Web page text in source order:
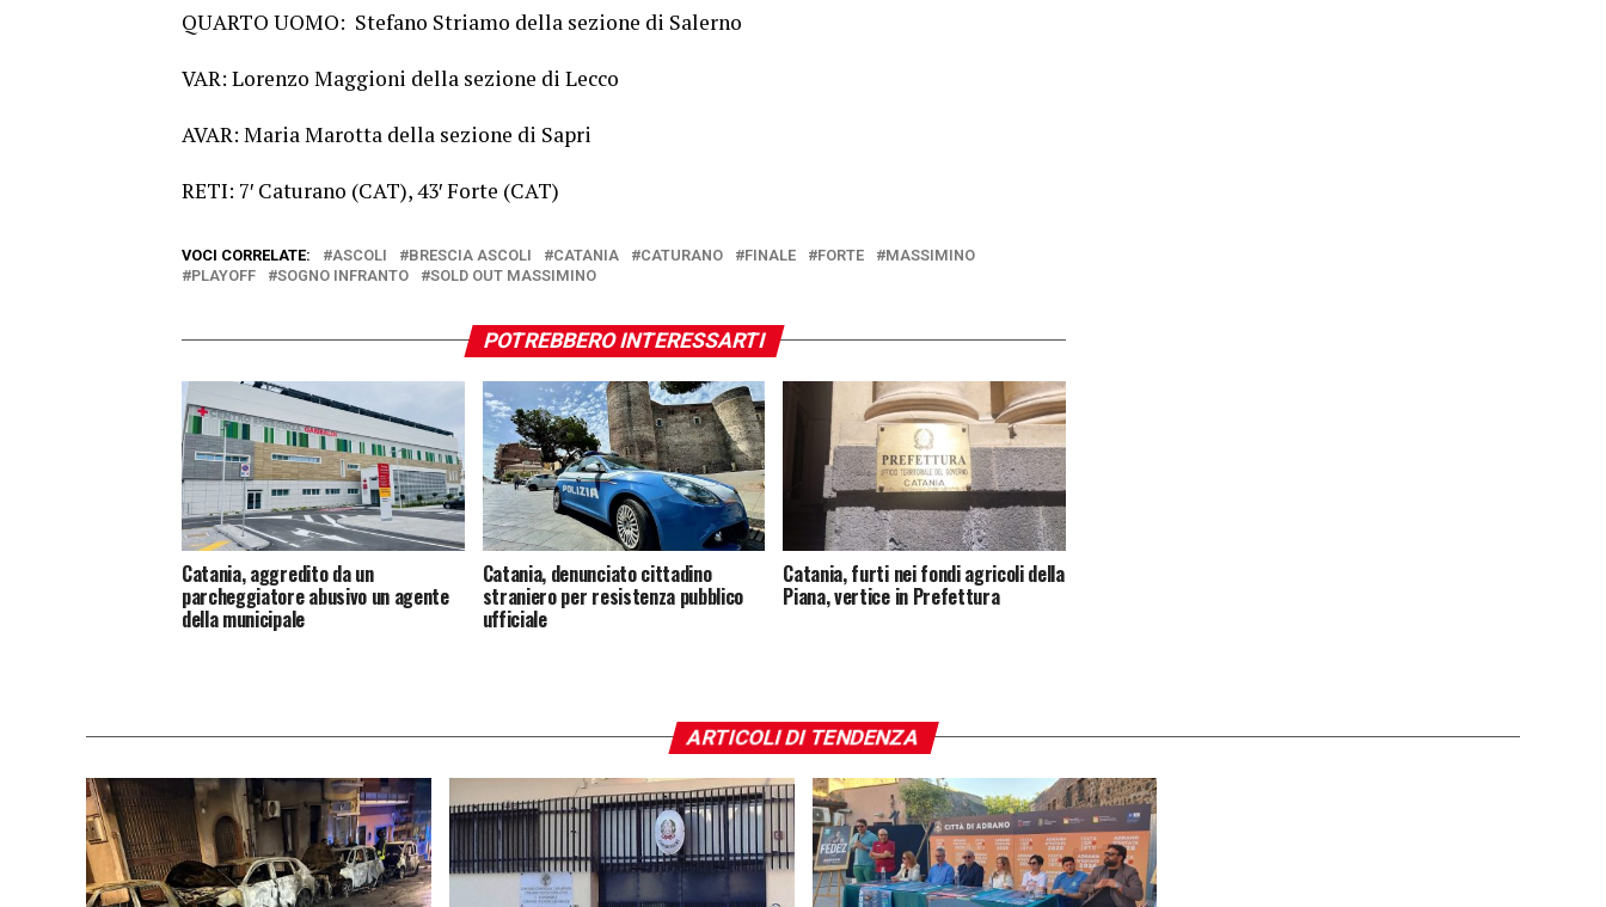
QUARTO UOMO: Stefano Striamo della sezione di Salerno
VAR: Lorenzo Maggioni della sezione di Lecco
AVAR: Maria Marotta della sezione di Sapri
RETI: 7′ Caturano (CAT), 43′ Forte (CAT)
VOCI CORRELATE: ASCOLI BRESCIA ASCOLI CATANIA CATURANO FINALE FORTE
MASSIMINO
PLAYOFF
SOGNO INFRANTO SOLD OUT MASSIMINO
POTREBBERO INTERESSARTI
Catania, aggredito da un
parcheggiatore abusivo un agente
della municipale
Catania, denunciato cittadino
straniero per resistenza pubblico
ufficiale
Catania, furti nei fondi agricoli della
Piana, vertice in Prefettura
ARTICOLI DI TENDENZA